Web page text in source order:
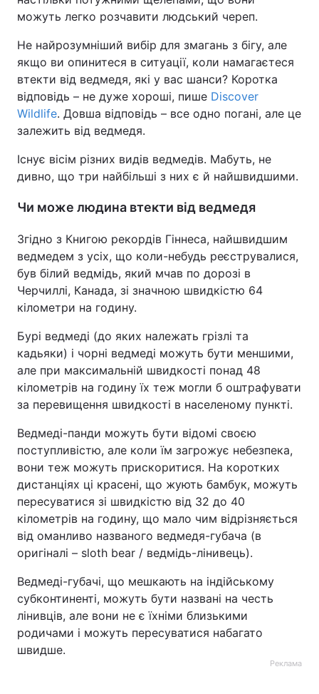
можуть легко розчавити людський череп.
Не найрозумніший вибір для змагань з бігу, але
якщо ви опинитеся в ситуації, коли намагаєтеся
втекти від ведмедя, які у вас шанси? Коротка
відповідь – не дуже хороші, пише Discover
Wildlife. Довша відповідь – все одно погані, але це
залежить від ведмедя.
Існує вісім різних видів ведмедів. Мабуть, не
дивно, що три найбільші з них є й найшвидшими.
Чи може людина втекти від ведмедя
Згідно з Книгою рекордів Гіннеса, найшвидшим
ведмедем з усіх, що коли-небудь реєструвалися,
був білий ведмідь, який мчав по дорозі в
Черчиллі, Канада, зі значною швидкістю 64
кілометри на годину.
Бурі ведмеді (до яких належать грізлі та
кадьяки) і чорні ведмеді можуть бути меншими,
але при максимальній швидкості понад 48
кілометрів на годину їх теж могли б оштрафувати
за перевищення швидкості в населеному пункті.
Ведмеді-панди можуть бути відомі своєю
поступливістю, але коли їм загрожує небезпека,
вони теж можуть прискоритися. На коротких
дистанціях ці красені, що жують бамбук, можуть
пересуватися зі швидкістю від 32 до 40
кілометрів на годину, що мало чим відрізняється
від оманливо названого ведмедя-губача (в
оригіналі – sloth bear / ведмідь-лінивець).
Ведмеді-губачі, що мешкають на індійському
субконтиненті, можуть бути названі на честь
лінивців, але вони не є їхніми близькими
родичами і можуть пересуватися набагато
швидше.
Реклама